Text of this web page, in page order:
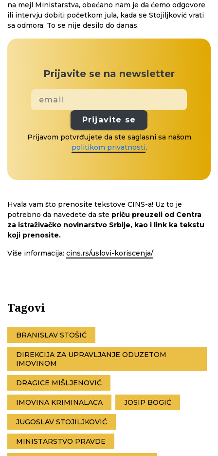
na mejl Ministarstva, obećano nam je da ćemo odgovore
ili intervju dobiti početkom jula, kada se Stojiljković vrati
sa odmora. To se nije desilo do danas.
Prijavite se na newsletter
Prijavite se
Prijavom potvrđujete da ste saglasni sa našom
politikom privatnosti.
Hvala vam što prenosite tekstove CINS-a! Uz to je
potrebno da navedete da ste priču preuzeli od Centra
za istraživačko novinarstvo Srbije, kao i link ka tekstu
koji prenosite.
Više informacija: cins.rs/uslovi-koriscenja/
Tagovi
BRANISLAV STOŠIĆ
DIREKCIJA ZA UPRAVLJANJE ODUZETOM
IMOVINOM
DRAGICE MIŠLJENOVIĆ
IMOVINA KRIMINALACA JOSIP BOGIĆ
JUGOSLAV STOJILJKOVIĆ
MINISTARSTVO PRAVDE